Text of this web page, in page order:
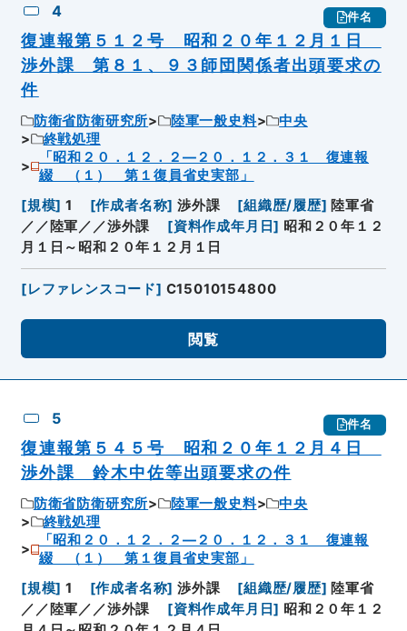
4 件名
復連報第５１２号 昭和２０年１２月１日
渉外課 第８１、９３師団関係者出頭要求の
件
防衛省防衛研究所 陸軍一般史料
中央
終戦処理
「昭和２０．１２．２―２０．１２．３１ 復連報
綴 （１） 第１復員省史実部」
[規模] 1 [作成者名称] 渉外課 [組織歴/履歴] 陸軍省
／／陸軍／／渉外課
[資料作成年月日] 昭和２０年１２
月１日～昭和２０年１２月１日
[レファレンスコード] C15010154800
閲覧
5 件名
復連報第５４５号 昭和２０年１２月４日
渉外課 鈴木中佐等出頭要求の件
防衛省防衛研究所 陸軍一般史料
中央
終戦処理
「昭和２０．１２．２―２０．１２．３１ 復連報
綴 （１） 第１復員省史実部」
[規模] 1 [作成者名称] 渉外課 [組織歴/履歴] 陸軍省
／／陸軍／／渉外課
[資料作成年月日] 昭和２０年１２